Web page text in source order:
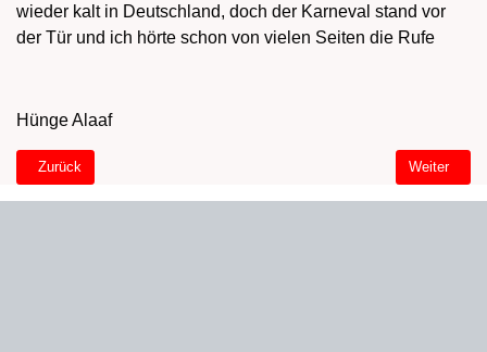
wieder kalt in Deutschland, doch der Karneval stand vor
der Tür und ich hörte schon von vielen Seiten die Rufe
Hünge Alaaf
Vorheriger Beitrag: Schützenverein
Zurück Nächster
Weiter